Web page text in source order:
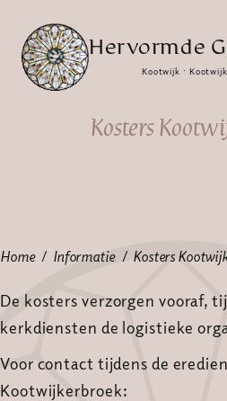
Hervormde
Kootwijk ·
Kosters
Home Informatie Kosters
De kosters verzorgen vooraf,
kerkdiensten de logistieke
Voor contact tijdens de
Kootwijkerbroek: